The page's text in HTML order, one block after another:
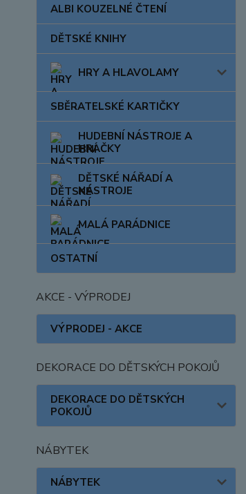
ALBI KOUZELNÉ ČTENÍ
DĚTSKÉ KNIHY
HRY A HLAVOLAMY
SBĚRATELSKÉ KARTIČKY
HUDEBNÍ NÁSTROJE A
HRAČKY
DĚTSKÉ NÁŘADÍ A
NÁSTROJE
MALÁ PARÁDNICE
OSTATNÍ
AKCE - VÝPRODEJ
VÝPRODEJ - AKCE
DEKORACE DO DĚTSKÝCH POKOJŮ
DEKORACE DO DĚTSKÝCH
POKOJŮ
NÁBYTEK
NÁBYTEK